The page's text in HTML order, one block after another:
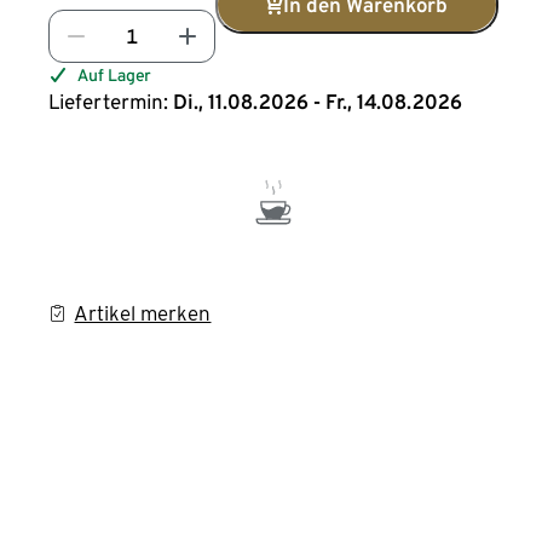
In den Warenkorb
Auf Lager
Liefertermin: Di., 11.08.2026 - Fr., 14.08.2026
Artikel merken